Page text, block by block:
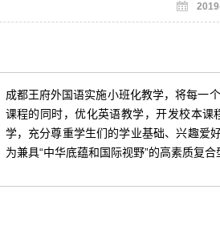
成都王府外国语实施小班化教学，将每一
课程的同时，优化英语教学，开发校本
学，充分尊重学生们的学业基础、兴趣爱
为兼具“中华底蕴和国际视野”的高素质复合